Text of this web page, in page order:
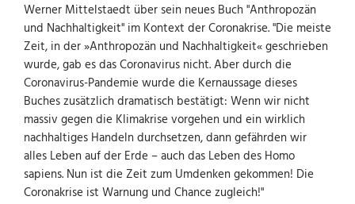
Werner Mittelstaedt über sein neues Buch "Anthropozän
und Nachhaltigkeit" im Kontext der Coronakrise. "Die meiste
Zeit, in der »Anthropozän und Nachhaltigkeit« geschrieben
wurde, gab es das Coronavirus nicht. Aber durch die
Coronavirus-Pandemie wurde die Kernaussage dieses
Buches zusätzlich dramatisch bestätigt: Wenn wir nicht
massiv gegen die Klimakrise vorgehen und ein wirklich
nachhaltiges Handeln durchsetzen, dann gefährden wir
alles Leben auf der Erde – auch das Leben des Homo
sapiens. Nun ist die Zeit zum Umdenken gekommen! Die
Coronakrise ist Warnung und Chance zugleich!"